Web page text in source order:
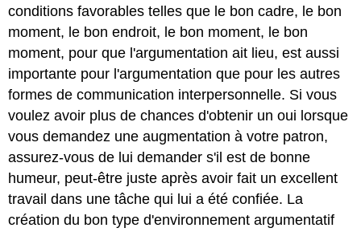
conditions favorables telles que le bon cadre, le bon
moment, le bon endroit, le bon moment, le bon
moment, pour que l'argumentation ait lieu, est aussi
importante pour l'argumentation que pour les autres
formes de communication interpersonnelle. Si vous
voulez avoir plus de chances d'obtenir un oui lorsque
vous demandez une augmentation à votre patron,
assurez-vous de lui demander s'il est de bonne
humeur, peut-être juste après avoir fait un excellent
travail dans une tâche qui lui a été confiée. La
création du bon type d'environnement argumentatif